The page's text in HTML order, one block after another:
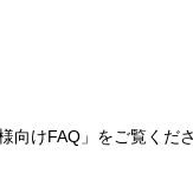
向けFAQ」をご覧くださ